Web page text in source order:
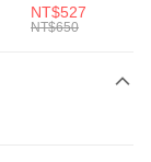
BA5871010
NT$527
NT$650